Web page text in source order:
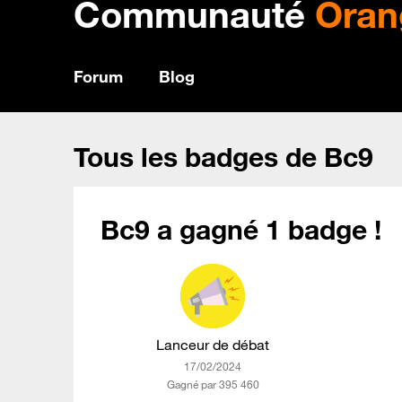
Communauté
Forum Blog
Tous les badges de Bc9
Bc9 a gagné 1 badge !
Lanceur de débat
‎17/02/2024
Gagné par 395 460